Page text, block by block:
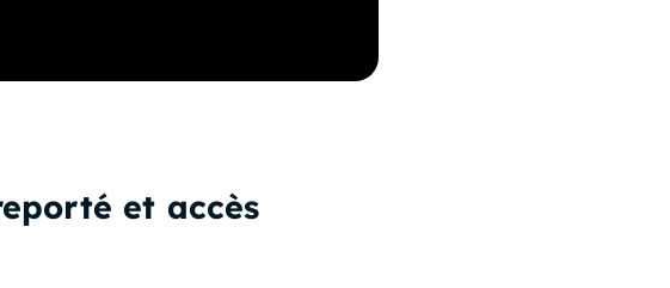
et accès